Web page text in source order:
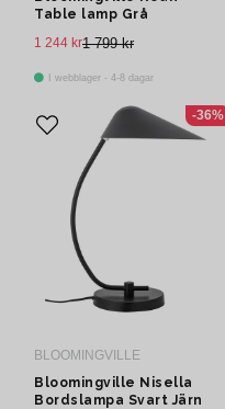
Table lamp Grå
1 799 kr
1 244 kr
I webblager - 4-8 dagar
BLOOMINGVILLE
Bloomingville Nisella
Bordslampa Svart Järn
-36%